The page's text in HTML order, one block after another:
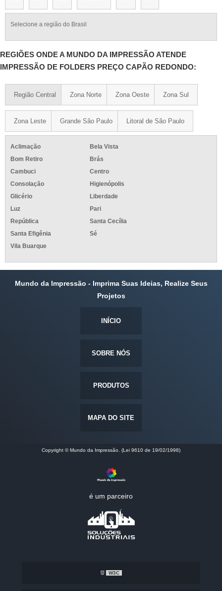
Selecione a região do Brasil
REGIÕES ONDE A MUNDO DA IMPRESSÃO ATENDE
IMPRESSÃO DE FOLDERS PREÇO CAPÃO REDONDO:
Região Central Zona Norte Zona Oeste Zona Sul
Zona Leste Grande São Paulo Litoral de São Paulo
Aclimação
Bela Vista
Bom Retiro
Brás
Cambuci
Centro
Consolação
Higienópolis
Glicério
Liberdade
Luz
Pari
República
Santa Cecília
Santa Efigênia
Sé
Vila Buarque
Mundo da Impressão - Imprima Suas Ideias, Realize Seus
Projetos
INÍCIO
SOBRE NÓS
PRODUTOS
MAPA DO SITE
Copyright © Mundo da Impressão. (Lei 9610 de 19/02/1998)
é um parceiro
W3C